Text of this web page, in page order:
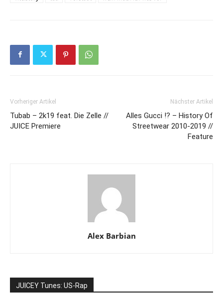
Vorheriger Artikel
Tubab – 2k19 feat. Die Zelle //
JUICE Premiere
Nächster Artikel
Alles Gucci !? – History Of
Streetwear 2010-2019 //
Feature
Alex Barbian
JUICEY Tunes: US-Rap